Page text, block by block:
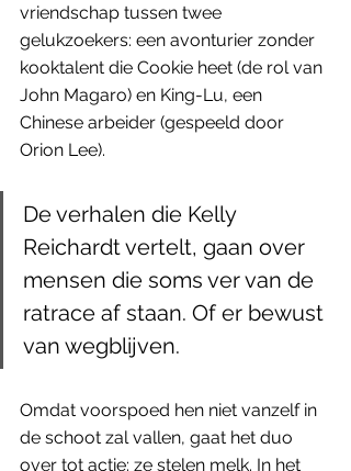
vriendschap tussen twee
gelukzoekers: een avonturier zonder
kooktalent die Cookie heet (de rol van
John Magaro) en King-Lu, een
Chinese arbeider (gespeeld door
Orion Lee).
De verhalen die Kelly
Reichardt vertelt, gaan over
mensen die soms ver van de
ratrace af staan. Of er bewust
van wegblijven.
Omdat voorspoed hen niet vanzelf in
de schoot zal vallen, gaat het duo
over tot actie: ze stelen melk. In het